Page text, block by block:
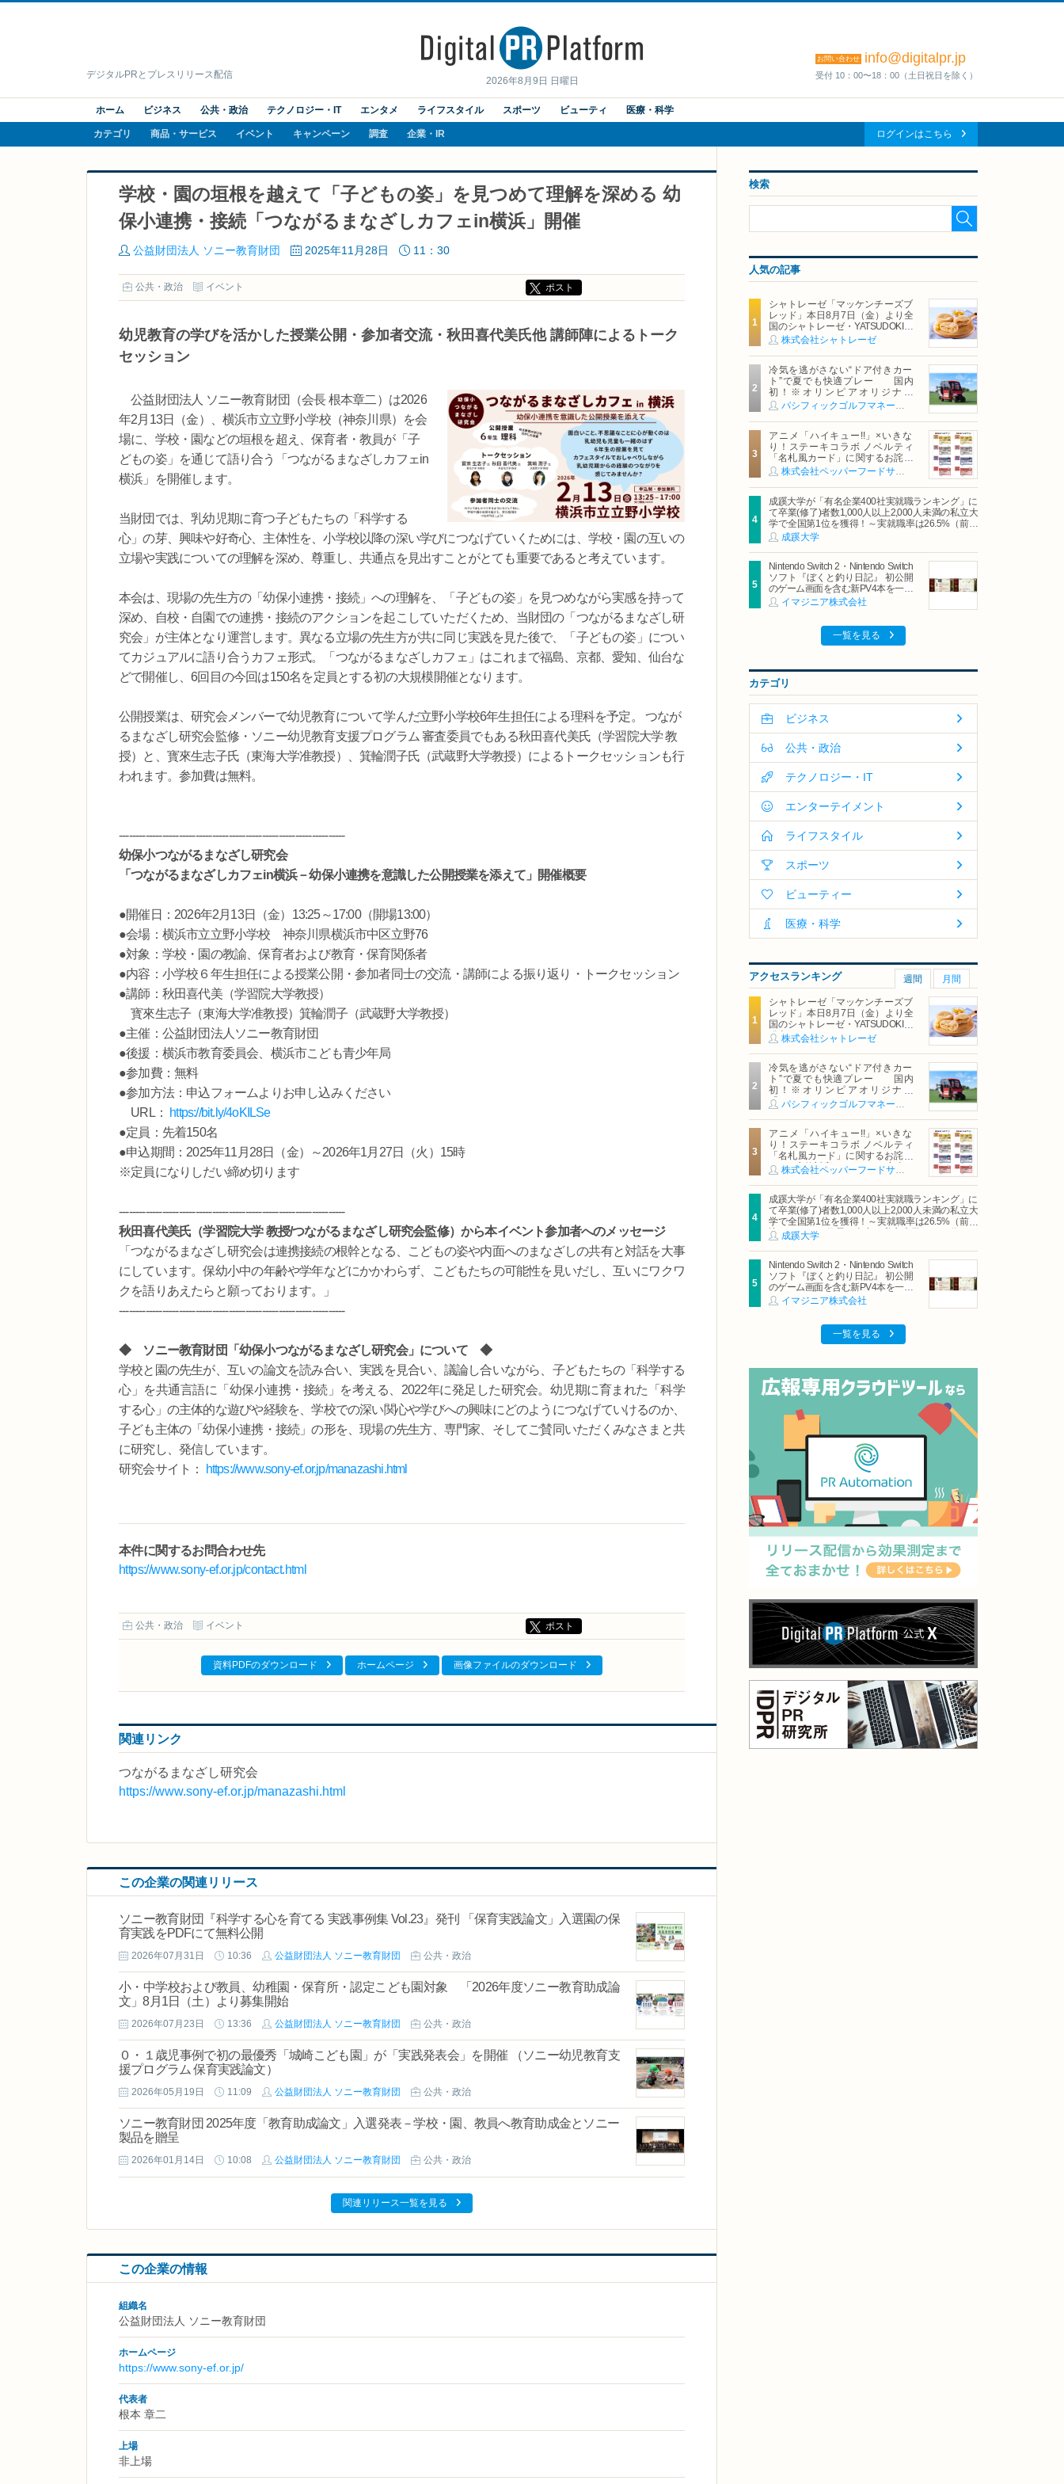
2026年8月9日 日曜日
デジタルPRとプレスリリース配信
お問い合わせ info@digitalpr.jp
受付 10：00〜18：00（土日祝日を除く）
ホーム ビジネス 公共・政治 テクノロジー・IT エンタメ ライフスタイル スポーツ ビューティ 医療・科学
カテゴリ 商品・サービス イベント キャンペーン 調査 企業・IR ログインはこちら
学校・園の垣根を越えて「子どもの姿」を見つめて理解を深める 幼
保小連携・接続「つながるまなざしカフェin横浜」開催
公益財団法人 ソニー教育財団 2025年11月28日 11：30
公共・政治 イベント ポスト
幼児教育の学びを活かした授業公開・参加者交流・秋田喜代美氏他 講師陣によるトーク
セッション
公益財団法人 ソニー教育財団（会長 根本章二）は2026
年2月13日（金）、横浜市立立野小学校（神奈川県）を会
場に、学校・園などの垣根を超え、保育者・教員が「子
どもの姿」を通じて語り合う「つながるまなざしカフェin
横浜」を開催します。
当財団では、乳幼児期に育つ子どもたちの「科学する
心」の芽、興味や好奇心、主体性を、小学校以降の深い学びにつなげていくためには、学校・園の互いの
立場や実践についての理解を深め、尊重し、共通点を見出すことがとても重要であると考えています。
本会は、現場の先生方の「幼保小連携・接続」への理解を、「子どもの姿」を見つめながら実感を持って
深め、自校・自園での連携・接続のアクションを起こしていただくため、当財団の「つながるまなざし研
究会」が主体となり運営します。異なる立場の先生方が共に同じ実践を見た後で、「子どもの姿」につい
てカジュアルに語り合うカフェ形式。「つながるまなざしカフェ」はこれまで福島、京都、愛知、仙台な
どで開催し、6回目の今回は150名を定員とする初の大規模開催となります。
公開授業は、研究会メンバーで幼児教育について学んだ立野小学校6年生担任による理科を予定。 つなが
るまなざし研究会監修・ソニー幼児教育支援プログラム 審査委員でもある秋田喜代美氏（学習院大学 教
授）と、寳來生志子氏（東海大学准教授）、箕輪潤子氏（武蔵野大学教授）によるトークセッションも行
われます。参加費は無料。
--------------------------------------------------------------------
幼保小つながるまなざし研究会
「つながるまなざしカフェin横浜－幼保小連携を意識した公開授業を添えて」開催概要
●開催日：2026年2月13日（金）13:25～17:00（開場13:00）
●会場：横浜市立立野小学校 神奈川県横浜市中区立野76
●対象：学校・園の教諭、保育者および教育・保育関係者
●内容：小学校６年生担任による授業公開・参加者同士の交流・講師による振り返り・トークセッション
●講師：秋田喜代美（学習院大学教授）
寳來生志子（東海大学准教授）箕輪潤子（武蔵野大学教授）
●主催：公益財団法人ソニー教育財団
●後援：横浜市教育委員会、横浜市こども青少年局
●参加費：無料
●参加方法：申込フォームよりお申し込みください
URL：
https://bit.ly/4oKILSe
●定員：先着150名
●申込期間：2025年11月28日（金）～2026年1月27日（火）15時
※定員になりしだい締め切ります
--------------------------------------------------------------------
秋田喜代美氏（学習院大学 教授/つながるまなざし研究会監修）から本イベント参加者へのメッセージ
「つながるまなざし研究会は連携接続の根幹となる、こどもの姿や内面へのまなざしの共有と対話を大事
にしています。保幼小中の年齢や学年などにかかわらず、こどもたちの可能性を見いだし、互いにワクワ
クを語りあえたらと願っております。」
--------------------------------------------------------------------
◆ ソニー教育財団「幼保小つながるまなざし研究会」について ◆
学校と園の先生が、互いの論文を読み合い、実践を見合い、議論し合いながら、子どもたちの「科学する
心」を共通言語に「幼保小連携・接続」を考える、2022年に発足した研究会。幼児期に育まれた「科学
する心」の主体的な遊びや経験を、学校での深い関心や学びへの興味にどのようにつなげていけるのか、
子ども主体の「幼保小連携・接続」の形を、現場の先生方、専門家、そしてご賛同いただくみなさまと共
に研究し、発信しています。
研究会サイト：
https://www.sony-ef.or.jp/manazashi.html
本件に関するお問合わせ先
https://www.sony-ef.or.jp/contact.html
公共・政治 イベント ポスト
資料PDFのダウンロード ホームページ 画像ファイルのダウンロード
関連リンク
つながるまなざし研究会
https://www.sony-ef.or.jp/manazashi.html
この企業の関連リリース
ソニー教育財団『科学する心を育てる 実践事例集 Vol.23』発刊 「保育実践論文」入選園の保
育実践をPDFにて無料公開
2026年07月31日 10:36 公益財団法人 ソニー教育財団 公共・政治
小・中学校および教員、幼稚園・保育所・認定こども園対象 「2026年度ソニー教育助成論
文」8月1日（土）より募集開始
2026年07月23日 13:36 公益財団法人 ソニー教育財団 公共・政治
０・１歳児事例で初の最優秀「城崎こども園」が「実践発表会」を開催 （ソニー幼児教育支
援プログラム 保育実践論文）
2026年05月19日 11:09 公益財団法人 ソニー教育財団 公共・政治
ソニー教育財団 2025年度「教育助成論文」入選発表－学校・園、教員へ教育助成金とソニー
製品を贈呈
2026年01月14日 10:08 公益財団法人 ソニー教育財団 公共・政治
関連リリース一覧を見る
この企業の情報
組織名
公益財団法人 ソニー教育財団
ホームページ
https://www.sony-ef.or.jp/
代表者
根本 章二
上場
非上場
検索
人気の記事
シャトレーゼ「マッケンチーズブ
レッド」本日8月7日（金）より全
国のシャトレーゼ・YATSUDOKIで
発売株式会社シャトレーゼ
冷気を逃がさない“ドア付きカー
ト”で夏でも快適プレー 国内
初！※オリンピアオリジナル
「AirCon Cart（エアコンカー
ト）」導入 | ＰＧＭ
アニメ「ハイキュー!!」×いきな
り！ステーキコラボ ノベルティ
「名札風カード」に関するお詫び
および交換対応についてのご案内
成蹊大学が「有名企業400社実就職ランキング」に
て卒業(修了)者数1,000人以上2,000人未満の私立大
学で全国第1位を獲得！～実就職率は26.5%（前年
比＋4.3pt）に伸長、東京の私立大学でも10位にラ
ンクイン～
成蹊大学
Nintendo Switch 2・Nintendo Switch
ソフト『ぼくと釣り日記』 初公開
のゲーム画面を含む新PV4本を一挙
公開！イマジニア株式会社
一覧を見る
カテゴリ
ビジネス
公共・政治
テクノロジー・IT
エンターテイメント
ライフスタイル
スポーツ
ビューティー
医療・科学
アクセスランキング 週間 月間
シャトレーゼ「マッケンチーズブ
レッド」本日8月7日（金）より全
国のシャトレーゼ・YATSUDOKIで
発売株式会社シャトレーゼ
冷気を逃がさない“ドア付きカー
ト”で夏でも快適プレー 国内
初！※オリンピアオリジナル
「AirCon Cart（エアコンカー
ト）」導入 | ＰＧＭ
アニメ「ハイキュー!!」×いきな
り！ステーキコラボ ノベルティ
「名札風カード」に関するお詫び
および交換対応についてのご案内
成蹊大学が「有名企業400社実就職ランキング」に
て卒業(修了)者数1,000人以上2,000人未満の私立大
学で全国第1位を獲得！～実就職率は26.5%（前年
比＋4.3pt）に伸長、東京の私立大学でも10位にラ
ンクイン～
成蹊大学
Nintendo Switch 2・Nintendo Switch
ソフト『ぼくと釣り日記』 初公開
のゲーム画面を含む新PV4本を一挙
公開！イマジニア株式会社
一覧を見る